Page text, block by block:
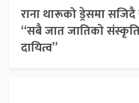
राना थारूको ड्रेसमा सजिदै
“सबै जात जातिको संस्कृति
दायित्व”